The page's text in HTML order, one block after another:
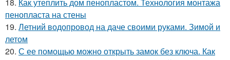
пенопласта на стены
19. Летний водопровод на даче своими руками. Зимой и
летом
20. С ее помощью можно открыть замок без ключа. Как